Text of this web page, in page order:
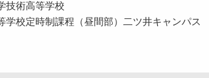
術高等学校
時制課程（昼間部）二ツ井キャンパス